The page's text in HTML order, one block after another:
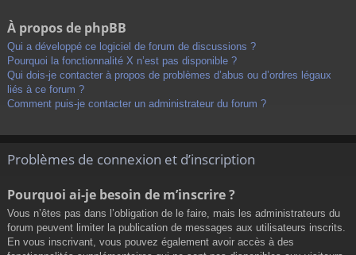
À propos de phpBB
Qui a développé ce logiciel de forum de discussions ?
Pourquoi la fonctionnalité X n’est pas disponible ?
Qui dois-je contacter à propos de problèmes d’abus ou d’ordres légaux
liés à ce forum ?
Comment puis-je contacter un administrateur du forum ?
Problèmes de connexion et d’inscription
Pourquoi ai-je besoin de m’inscrire ?
Vous n’êtes pas dans l’obligation de le faire, mais les administrateurs du
forum peuvent limiter la publication de messages aux utilisateurs inscrits.
En vous inscrivant, vous pouvez également avoir accès à des